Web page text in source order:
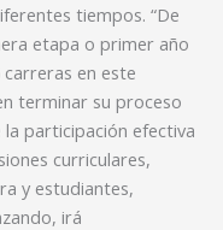
tiempos. “De
etapa o primer año
en este
terminar su proceso
participación efectiva
curriculares,
y estudiantes,
irá